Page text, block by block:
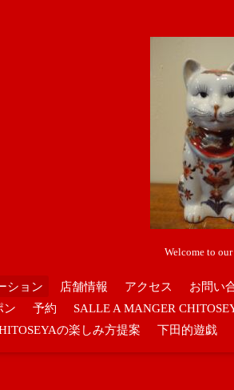
Welcome to
ション 店舗情報 アクセス お問い
ン 予約 SALLE A MANGER
の楽しみ方提案
下田的遊戯